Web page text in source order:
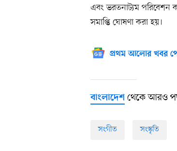
এবং ভরতনাট্যম পরিবেশন
সমাপ্তি ঘোষণা করা হয়।
প্রথম আলোর খবর
বাংলাদেশ থেকে আরও
সংগীত সংস্কৃতি